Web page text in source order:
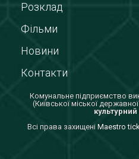
Розклад
Фільми
Новини
Контакти
Комунальне підприємство
(Київської міської державної
Всi права захищенi Maestro